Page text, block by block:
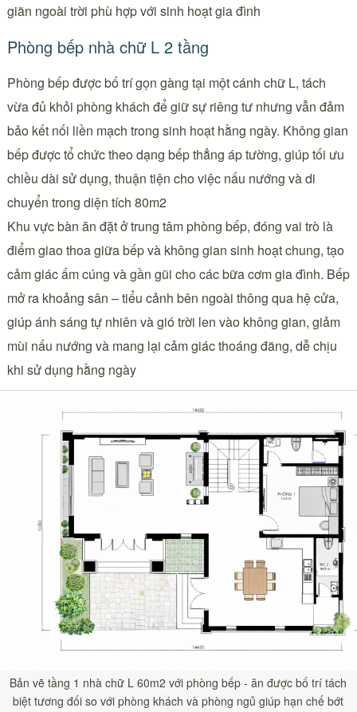
giãn ngoài trời phù hợp với sinh hoạt gia đình
Phòng bếp nhà chữ L 2 tầng
Phòng bếp được bố trí gọn gàng tại một cánh chữ L, tách
vừa đủ khỏi phòng khách để giữ sự riêng tư nhưng vẫn đảm
bảo kết nối liền mạch trong sinh hoạt hằng ngày. Không gian
bếp được tổ chức theo dạng bếp thẳng áp tường, giúp tối ưu
chiều dài sử dụng, thuận tiện cho việc nấu nướng và di
chuyển trong diện tích 80m2
Khu vực bàn ăn đặt ở trung tâm phòng bếp, đóng vai trò là
điểm giao thoa giữa bếp và không gian sinh hoạt chung, tạo
cảm giác ấm cúng và gần gũi cho các bữa cơm gia đình. Bếp
mở ra khoảng sân – tiểu cảnh bên ngoài thông qua hệ cửa,
giúp ánh sáng tự nhiên và gió trời len vào không gian, giảm
mùi nấu nướng và mang lại cảm giác thoáng đãng, dễ chịu
khi sử dụng hằng ngày
Bản vẽ tầng 1 nhà chữ L 60m2 với phòng bếp - ăn được bố trí tách
biệt tương đối so với phòng khách và phòng ngủ giúp hạn chế bớt